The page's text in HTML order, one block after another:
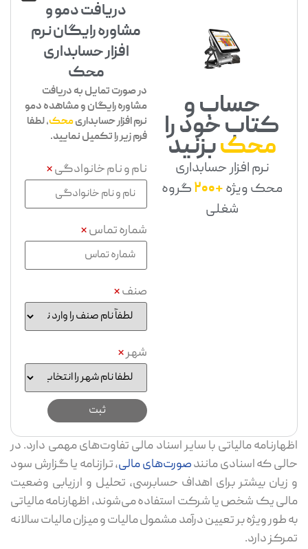
حساب و
کتاب خود را
محکبزنید
نرم افزار حسابداری
محک ویژه+200
گروه
شغلی
دریافت دمو و
مشاوره رایگان نرم
افزار حسابداری
محک
در صورت تمایل به دریافت
مشاوره رایگان و مشاهده دمو
نرم افزار حسابداریمحک، لطفا
فرم زیر را تکمیل نمایید.
نام و نام خانوادگی*
شماره تماس*
صنف*
شهر*
اظهارنامه مالیاتی با سایر اسناد مالی تفاوت‌های مهمی دارد. در
حالی ‌که اسنادی مانندصورت‌های مالی، ترازنامه یا گزارش سود
و زیان بیشتر برای اهداف حسابرسی، تحلیل و ارزیابی وضعیت
مالی یک شخص یا شرکت استفاده می‌شوند، اظهارنامه مالیاتی
به ‌طور ویژه بر تعیین درآمد مشمول مالیات و میزان مالیات سالانه
تمرکز دارد.